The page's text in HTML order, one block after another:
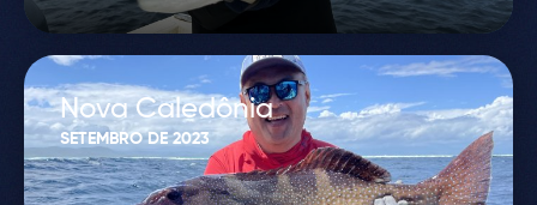
Nova Caledônia
SETEMBRO DE 2023